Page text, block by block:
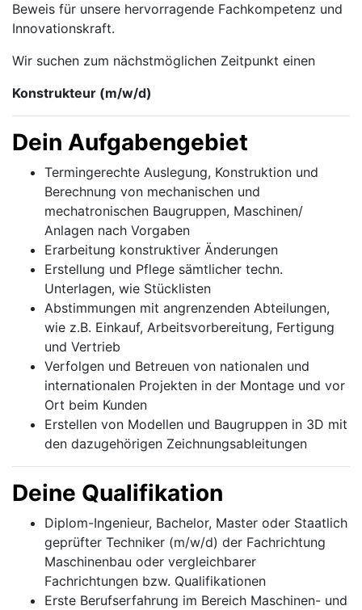
Beweis für unsere hervorragende Fachkompetenz und
Innovationskraft.
Wir suchen zum nächstmöglichen Zeitpunkt einen
Konstrukteur (m/w/d)
Dein Aufgabengebiet
Termingerechte Auslegung, Konstruktion und
Berechnung von mechanischen und
mechatronischen Baugruppen, Maschinen/
Anlagen nach Vorgaben
Erarbeitung konstruktiver Änderungen
Erstellung und Pflege sämtlicher techn.
Unterlagen, wie Stücklisten
Abstimmungen mit angrenzenden Abteilungen,
wie z.B. Einkauf, Arbeitsvorbereitung, Fertigung
und Vertrieb
Verfolgen und Betreuen von nationalen und
internationalen Projekten in der Montage und vor
Ort beim Kunden
Erstellen von Modellen und Baugruppen in 3D mit
den dazugehörigen Zeichnungsableitungen
Deine Qualifikation
Diplom-Ingenieur, Bachelor, Master oder Staatlich
geprüfter Techniker (m/w/d) der Fachrichtung
Maschinenbau oder vergleichbarer
Fachrichtungen bzw. Qualifikationen
Erste Berufserfahrung im Bereich Maschinen- und